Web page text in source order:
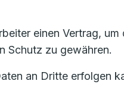
einen Vertrag,
Schutz zu gewähren.
an Dritte erfolgen